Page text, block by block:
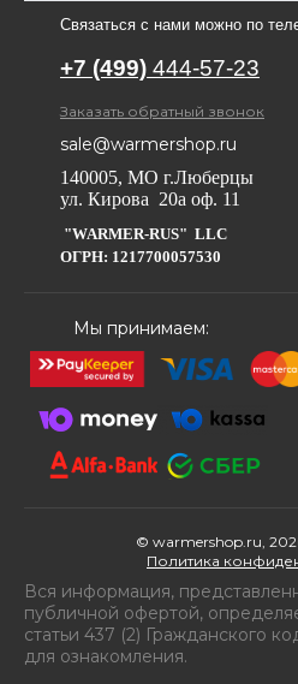
Связаться с нами можно по
+7 (499) 444-57-23
Заказать обратный звонок
sale@warmershop.ru
140005, МО г.Люберцы
ул. Кирова 20а оф. 11
"WARMER-RUS" LLC
ОГРН: 1217700057530
Мы принимаем:
© warmershop.ru,
Политика
Вся информация,
публичной офертой,
статьи 437 (2) Гражданского
для ознакомления.